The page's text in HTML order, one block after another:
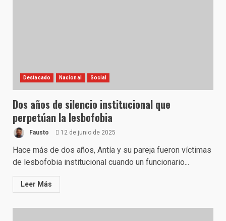
Destacado Nacional Social
Dos años de silencio institucional que
perpetúan la lesbofobia
Fausto 12 de junio de 2025
Hace más de dos años, Antía y su pareja fueron víctimas
de lesbofobia institucional cuando un funcionario...
Leer Más